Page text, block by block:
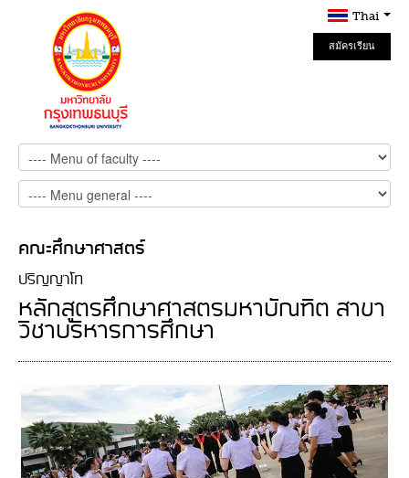
Thai
สมัครเรียน
Online
คณะศึกษาศาสตร์
ปริญญาโท
หลักสูตรศึกษาศาสตรมหาบัณฑิต สาขา
วิชาบริหารการศึกษา